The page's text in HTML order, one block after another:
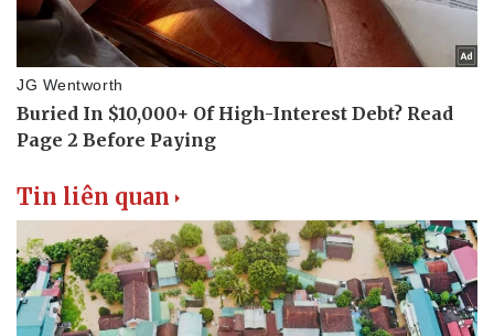
Thể thao
Bóng đá
Lịch thi đấu bóng đá
Thế giới thể thao
eSports
Hậu trường
Ô tô
Xe máy
Tư vấn
Tin liên quan